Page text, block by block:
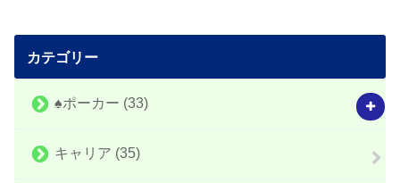
カテゴリー
♠️ポーカー (33)
キャリア (35)